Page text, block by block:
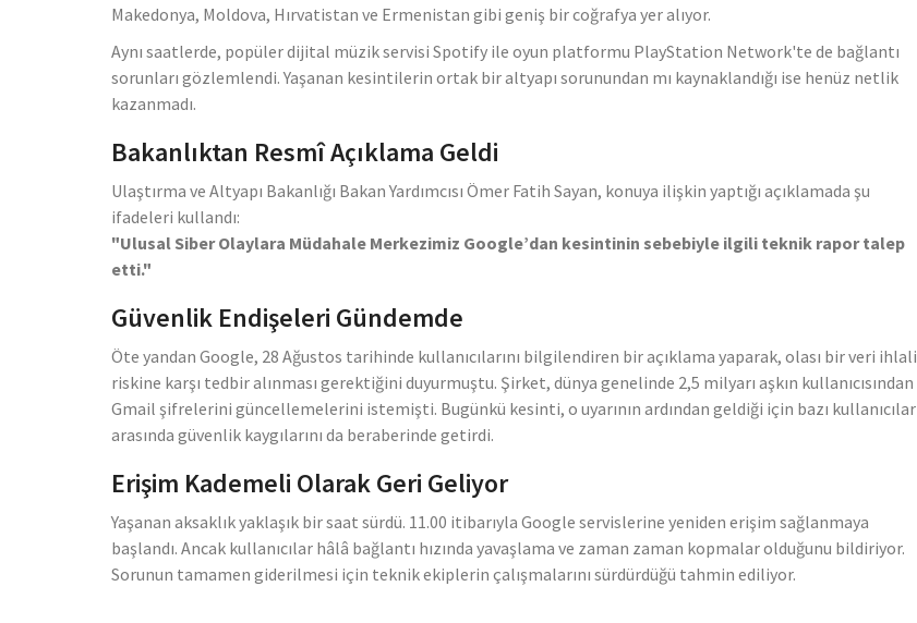
Makedonya, Moldova, Hırvatistan ve Ermenistan gibi geniş bir coğrafya yer alıyor.
Aynı saatlerde, popüler dijital müzik servisi Spotify ile oyun platformu PlayStation Network'te de bağlantı
sorunları gözlemlendi. Yaşanan kesintilerin ortak bir altyapı sorunundan mı kaynaklandığı ise henüz netlik
kazanmadı.
Bakanlıktan Resmî Açıklama Geldi
Ulaştırma ve Altyapı Bakanlığı Bakan Yardımcısı Ömer Fatih Sayan, konuya ilişkin yaptığı açıklamada şu
ifadeleri kullandı:
"Ulusal Siber Olaylara Müdahale Merkezimiz Google’dan kesintinin sebebiyle ilgili teknik rapor talep
etti."
Güvenlik Endişeleri Gündemde
Öte yandan Google, 28 Ağustos tarihinde kullanıcılarını bilgilendiren bir açıklama yaparak, olası bir veri ihlali
riskine karşı tedbir alınması gerektiğini duyurmuştu. Şirket, dünya genelinde 2,5 milyarı aşkın kullanıcısından
Gmail şifrelerini güncellemelerini istemişti. Bugünkü kesinti, o uyarının ardından geldiği için bazı kullanıcılar
arasında güvenlik kaygılarını da beraberinde getirdi.
Erişim Kademeli Olarak Geri Geliyor
Yaşanan aksaklık yaklaşık bir saat sürdü. 11.00 itibarıyla Google servislerine yeniden erişim sağlanmaya
başlandı. Ancak kullanıcılar hâlâ bağlantı hızında yavaşlama ve zaman zaman kopmalar olduğunu bildiriyor.
Sorunun tamamen giderilmesi için teknik ekiplerin çalışmalarını sürdürdüğü tahmin ediliyor.